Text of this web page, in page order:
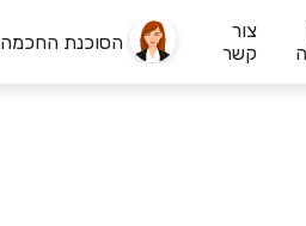
צור
קשר
הסוכנת החכמה